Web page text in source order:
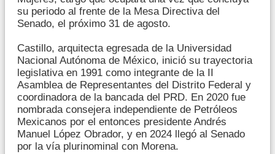
su periodo al frente de la Mesa Directiva del
Senado, el próximo 31 de agosto.
Castillo, arquitecta egresada de la Universidad
Nacional Autónoma de México, inició su trayectoria
legislativa en 1991 como integrante de la II
Asamblea de Representantes del Distrito Federal y
coordinadora de la bancada del PRD. En 2020 fue
nombrada consejera independiente de Petróleos
Mexicanos por el entonces presidente Andrés
Manuel López Obrador, y en 2024 llegó al Senado
por la vía plurinominal con Morena.